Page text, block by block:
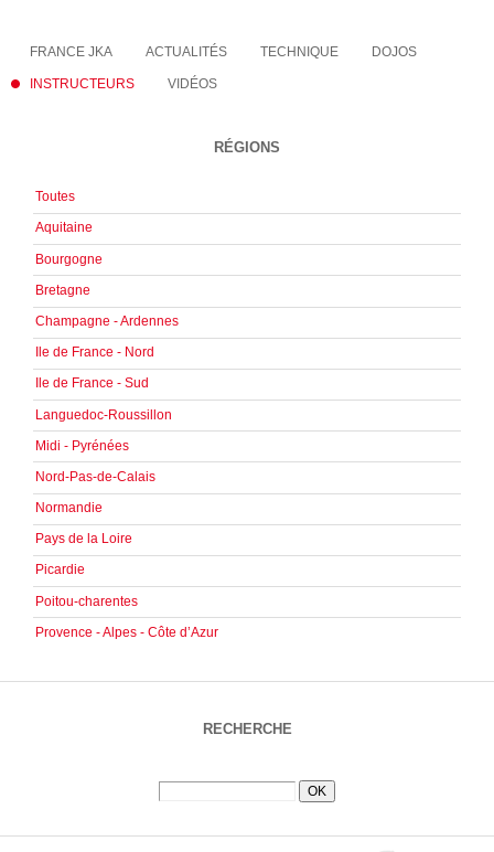
FRANCE JKA ACTUALITÉS TECHNIQUE DOJOS
INSTRUCTEURS VIDÉOS
RÉGIONS
Toutes
Aquitaine
Bourgogne
Bretagne
Champagne - Ardennes
Ile de France - Nord
Ile de France - Sud
Languedoc-Roussillon
Midi - Pyrénées
Nord-Pas-de-Calais
Normandie
Pays de la Loire
Picardie
Poitou-charentes
Provence - Alpes - Côte d’Azur
RECHERCHE